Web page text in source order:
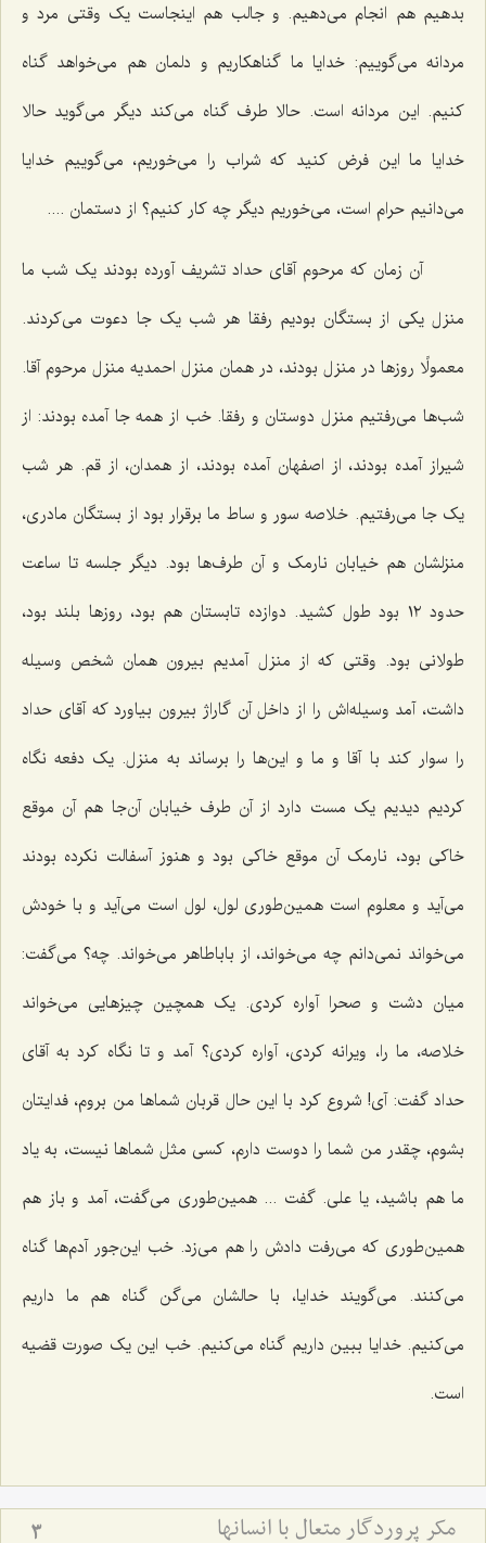
بدهیم هم انجام می‌دهیم. و جالب هم اینجاست یک وقتی مرد و
مردانه می‌گوییم: خدایا ما گناهکاریم و دلمان هم می‌خواهد گناه
کنیم. این مردانه است. حالا طرف گناه می‌کند دیگر می‌گوید حالا
خدایا ما این فرض کنید که شراب را می‌خوریم، می‌گوییم خدایا
می‌دانیم حرام است، می‌خوریم دیگر چه کار کنیم؟ از دستمان ....
آن زمان که مرحوم آقای حداد تشریف آورده بودند یک شب ما
منزل یکی از بستگان بودیم رفقا هر شب یک جا دعوت می‌کردند.
معمولًا روزها در منزل بودند، در همان منزل احمدیه منزل مرحوم آقا.
شب‌ها می‌رفتیم منزل دوستان و رفقا. خب از همه جا آمده بودند: از
شیراز آمده بودند، از اصفهان آمده بودند، از همدان، از قم. هر شب
یک جا می‌رفتیم. خلاصه سور و ساط ما برقرار بود از بستگان مادری،
منزلشان هم خیابان نارمک و آن طرف‌ها بود. دیگر جلسه تا ساعت
حدود ١٢ بود طول‌ کشید. دوازده تابستان هم بود، روزها بلند بود،
طولانی بود. وقتی که از منزل آمدیم بیرون همان شخص وسیله
داشت، آمد وسیله‌اش را از داخل آن گاراژ بیرون بیاورد که آقای حداد
را سوار کند با آقا و ما و این‌ها را برساند به منزل. یک دفعه نگاه
کردیم دیدیم یک مست دارد از آن طرف خیابان آن‌جا هم آن موقع
خاکی بود، نارمک آن موقع خاکی بود و هنوز آسفالت نکرده بودند
می‌آید و معلوم است همین‌طوری لول، لول است می‌آید و با خودش
می‌خواند نمی‌دانم چه می‌خواند، از باباطاهر می‌خواند. چه؟ می‌گفت:
میان دشت و صحرا آواره کردی. یک همچین چیزهایی می‌خواند
خلاصه، ما را، ویرانه کردی، آواره کردی؟ آمد و تا نگاه کرد به آقای
حداد گفت: آی! شروع کرد با این حال قربان شماها من بروم، فدایتان
بشوم، چقدر من شما را دوست دارم، کسی مثل شماها نیست، به یاد
ما هم باشید، یا علی. گفت ... همین‌طوری می‌گفت، آمد و باز هم
همین‌طوری که می‌رفت دادش را هم می‌زد. خب این‌جور آدم‌ها گناه
می‌کنند. می‌گویند خدایا، با حالشان می‌گن گناه هم ما داریم
می‌کنیم. خدایا ببین داریم گناه می‌کنیم. خب این یک صورت قضیه
است.
مکر پروردگار متعال با انسانها 3